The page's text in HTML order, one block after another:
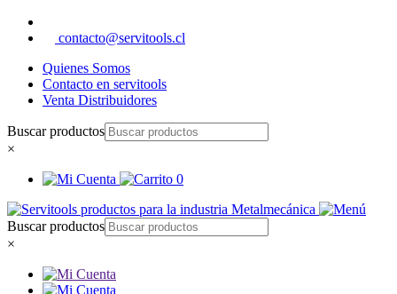
contacto@servitools.cl
Quienes Somos
Contacto en servitools
Venta Distribuidores
Buscar productos
×
0
Buscar productos
×